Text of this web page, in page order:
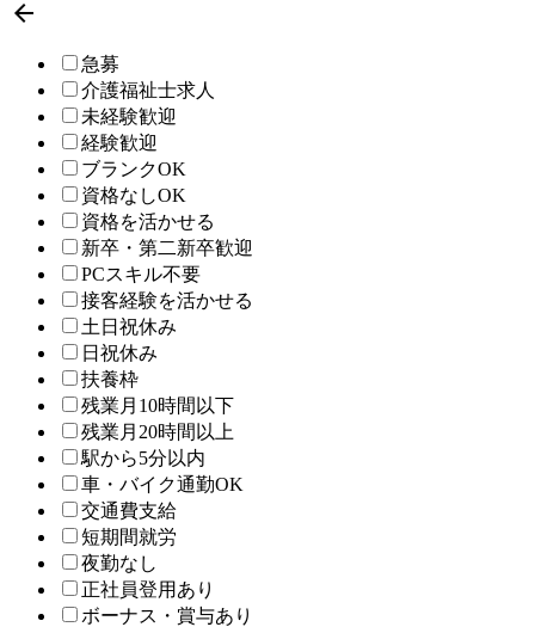

急募
介護福祉士求人
未経験歓迎
経験歓迎
ブランクOK
資格なしOK
資格を活かせる
新卒・第二新卒歓迎
PCスキル不要
接客経験を活かせる
土日祝休み
日祝休み
扶養枠
残業月10時間以下
残業月20時間以上
駅から5分以内
車・バイク通勤OK
交通費支給
短期間就労
夜勤なし
正社員登用あり
ボーナス・賞与あり